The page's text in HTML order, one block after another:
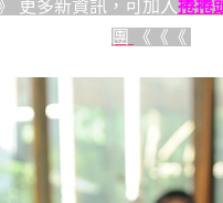
更多新資訊，可加入捲捲
團
《《《